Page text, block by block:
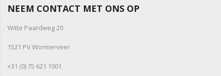
NEEM CONTACT MET ONS OP
Witte Paardweg 20
1521 PV Wormerveer
+31 (0) 75 621 1001